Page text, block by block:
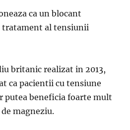
ca un blocant
tratament al tensiunii
britanic realizat in 2013,
ca pacientii cu tensiune
putea beneficia foarte mult
magneziu.